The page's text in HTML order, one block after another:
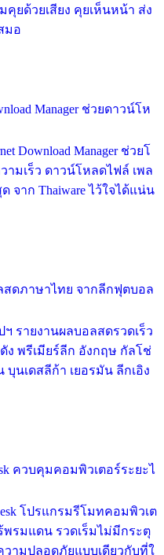
ยด้วยเสียง คุยเห็นหน้า ส่ง
มอ
Manager ช่วยดาวน์โห
Download Manager ช่วยโ
ามเร็ว ดาวน์โหลดไฟล์ เพล
จาก Thaiware ไว้ใจได้แน่น
สดภาษาไทย จากลีกฟุตบอล
รายงานผลบอลสดรวดเร็ว
พรีเมียร์ลีก อังกฤษ กัลโช่
บุนเดสลีก้า เยอรมัน ลีกเอิง
ควบคุมคอมพิวเตอร์ระยะไ
โปรแกรมรีโมทคอมพิวเต
รมแดน รวดเร็มไม่มีกระตุ
ามปลอดภัยแบบเดียวกับที่ใ